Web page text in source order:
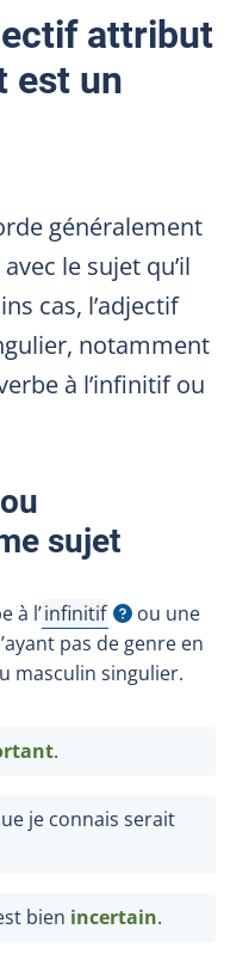
attribut
est un
généralement
le sujet qu’il
cas, l’adjectif
notamment
à l’infinitif ou
sujet
à l’infinitif
Afficher l'infobulle
ou une
pas de genre en
masculin singulier.
.
je connais serait
bien incertain.